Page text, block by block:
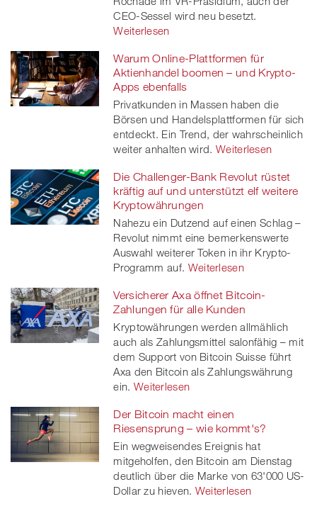
CEO-Sessel wird neu besetzt.
Weiterlesen
Warum Online-Plattformen für
Aktienhandel boomen – und Krypto-
Apps ebenfalls
Privatkunden in Massen haben die
Börsen und Handelsplattformen für sich
entdeckt. Ein Trend, der wahrscheinlich
weiter anhalten wird. Weiterlesen
Die Challenger-Bank Revolut rüstet
kräftig auf und unterstützt elf weitere
Kryptowährungen
Nahezu ein Dutzend auf einen Schlag –
Revolut nimmt eine bemerkenswerte
Auswahl weiterer Token in ihr Krypto-
Programm auf. Weiterlesen
Versicherer Axa öffnet Bitcoin-
Zahlungen für alle Kunden
Kryptowährungen werden allmählich
auch als Zahlungsmittel salonfähig – mit
dem Support von Bitcoin Suisse führt
Axa den Bitcoin als Zahlungswährung
ein. Weiterlesen
Der Bitcoin macht einen
Riesensprung – wie kommt's?
Ein wegweisendes Ereignis hat
mitgeholfen, den Bitcoin am Dienstag
deutlich über die Marke von 63'000 US-
Dollar zu hieven. Weiterlesen